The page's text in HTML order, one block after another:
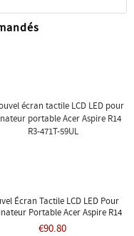
Écran Tactile LCD LED Pour
Portable Acer Aspire R14
R3-471T-59UL
€90.80